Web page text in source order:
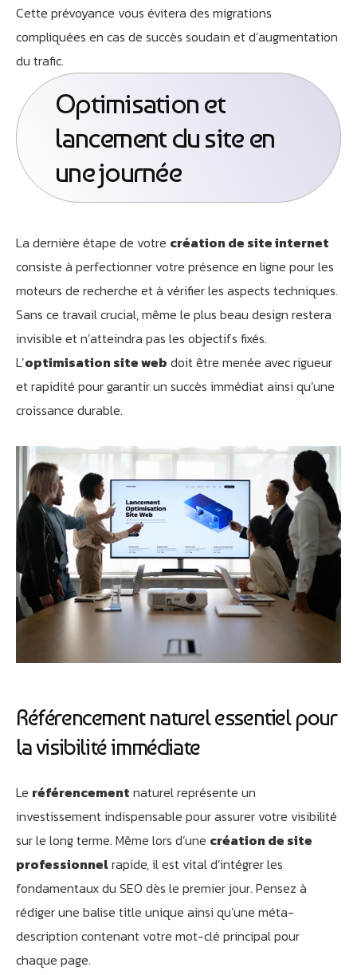
Cette prévoyance vous évitera des migrations
compliquées en cas de succès soudain et d’augmentation
du trafic.
Optimisation et
lancement du site en
une journée
La dernière étape de votre création de site internet
consiste à perfectionner votre présence en ligne pour les
moteurs de recherche et à vérifier les aspects techniques.
Sans ce travail crucial, même le plus beau design restera
invisible et n’atteindra pas les objectifs fixés.
L’optimisation site web doit être menée avec rigueur
et rapidité pour garantir un succès immédiat ainsi qu’une
croissance durable.
Référencement naturel essentiel pour
la visibilité immédiate
Le référencement naturel représente un
investissement indispensable pour assurer votre visibilité
sur le long terme. Même lors d’une création de site
professionnelrapide, il est vital d’intégrer les
fondamentaux du SEO dès le premier jour. Pensez à
rédiger une balise title unique ainsi qu’une méta-
description contenant votre mot-clé principal pour
chaque page.